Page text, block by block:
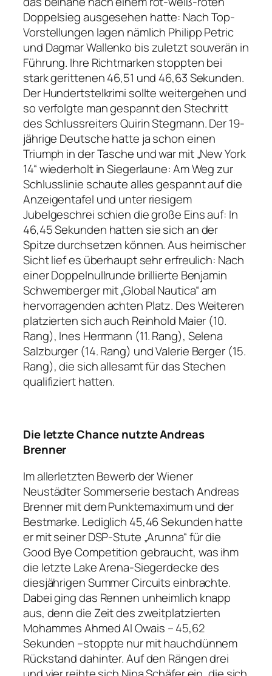
Doppelsieg ausgesehen hatte: Nach Top-
Vorstellungen lagen nämlich Philipp Petric
und Dagmar Wallenko bis zuletzt souverän in
Führung. Ihre Richtmarken stoppten bei
stark gerittenen 46,51 und 46,63 Sekunden.
Der Hundertstelkrimi sollte weitergehen und
so verfolgte man gespannt den Stechritt
des Schlussreiters Quirin Stegmann. Der 19-
jährige Deutsche hatte ja schon einen
Triumph in der Tasche und war mit „New York
14“ wiederholt in Siegerlaune: Am Weg zur
Schlusslinie schaute alles gespannt auf die
Anzeigentafel und unter riesigem
Jubelgeschrei schien die große Eins auf: In
46,45 Sekunden hatten sie sich an der
Spitze durchsetzen können. Aus heimischer
Sicht lief es überhaupt sehr erfreulich: Nach
einer Doppelnullrunde brillierte Benjamin
Schwemberger mit „Global Nautica“ am
hervorragenden achten Platz. Des Weiteren
platzierten sich auch Reinhold Maier (10.
Rang), Ines Herrmann (11. Rang), Selena
Salzburger (14. Rang) und Valerie Berger (15.
Rang), die sich allesamt für das Stechen
qualifiziert hatten.
Die letzte Chance nutzte Andreas
Brenner
Im allerletzten Bewerb der Wiener
Neustädter Sommerserie bestach Andreas
Brenner mit dem Punktemaximum und der
Bestmarke. Lediglich 45,46 Sekunden hatte
er mit seiner DSP-Stute „Arunna“ für die
Good Bye Competition gebraucht, was ihm
die letzte Lake Arena-Siegerdecke des
diesjährigen Summer Circuits einbrachte.
Dabei ging das Rennen unheimlich knapp
aus, denn die Zeit des zweitplatzierten
Mohammes Ahmed Al Owais – 45,62
Sekunden –stoppte nur mit hauchdünnem
Rückstand dahinter. Auf den Rängen drei